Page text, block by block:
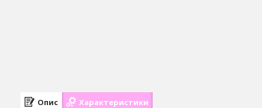
Опис Характеристики